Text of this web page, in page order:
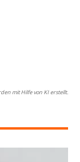
mit Hilfe von KI erstellt.